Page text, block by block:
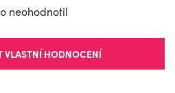
neohodnotil
VLASTNÍ HODNOCENÍ